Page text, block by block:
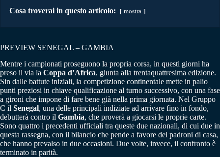
Cosa troverai in questo articolo: mostra
PREVIEW SENEGAL – GAMBIA
Mentre i campionati proseguono la propria corsa, in questi giorni ha
preso il via la Coppa d’Africa, giunta alla trentaquattresima edizione.
Sin dalle battute iniziali, la competizione continentale mette in palio
punti preziosi in chiave qualificazione al turno successivo, con una fase
a gironi che impone di fare bene già nella prima giornata. Nel Gruppo
C il Senegal, una delle principali indiziate ad arrivare fino in fondo,
debutterà contro il Gambia, che proverà a giocarsi le proprie carte.
Sono quattro i precedenti ufficiali tra queste due nazionali, di cui due in
questa rassegna, con il bilancio che pende a favore dei padroni di casa,
che hanno prevalso in due occasioni. Due volte, invece, il confronto è
terminato in parità.